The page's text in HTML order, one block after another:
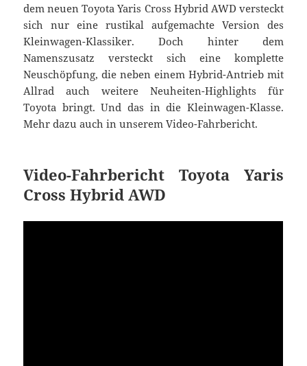
dem neuen Toyota Yaris Cross Hybrid AWD versteckt
sich nur eine rustikal aufgemachte Version des
Kleinwagen-Klassiker. Doch hinter dem
Namenszusatz versteckt sich eine komplette
Neuschöpfung, die neben einem Hybrid-Antrieb mit
Allrad auch weitere Neuheiten-Highlights
für
Toyota bringt. Und das in die Kleinwagen-Klasse.
Mehr dazu auch in unserem Video-Fahrbericht.
Video-Fahrbericht Toyota Yaris
Cross Hybrid AWD